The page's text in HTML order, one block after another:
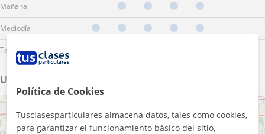
Mañana
Mediodía
Tarde
Ubicación de mis clases
+ −
Política de Cookies
Tusclasesparticulares almacena datos, tales como cookies,
para garantizar el funcionamiento básico del sitio,